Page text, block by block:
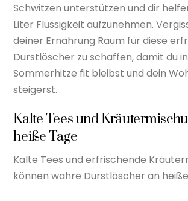
Schwitzen unterstützen und dir
Liter Flüssigkeit aufzunehmen.
deiner Ernährung Raum für diese
Durstlöscher zu schaffen, damit du
Sommerhitze fit bleibst und dein
steigerst.
Kalte Tees und
heiße Tage
Kalte Tees und erfrischende
können wahre Durstlöscher an